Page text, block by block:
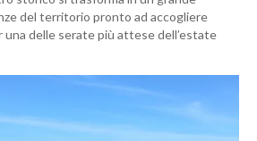
del territorio pronto ad accogliere
delle serate più attese dell’estate